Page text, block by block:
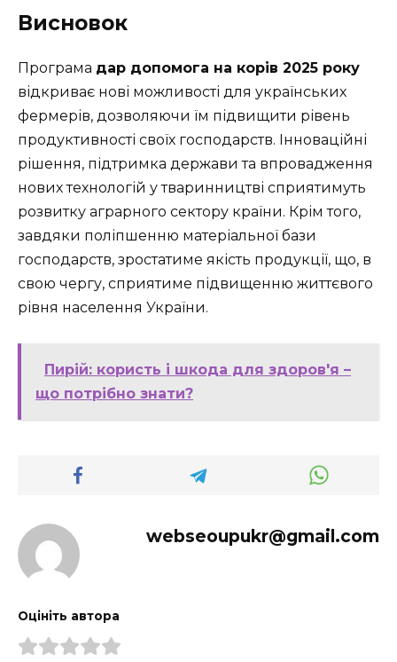
Висновок
Програма дар допомога на корів 2025 року
відкриває нові можливості для українських
фермерів, дозволяючи їм підвищити рівень
продуктивності своїх господарств. Інноваційні
рішення, підтримка держави та впровадження
нових технологій у тваринництві сприятимуть
розвитку аграрного сектору країни. Крім того,
завдяки поліпшенню матеріальної бази
господарств, зростатиме якість продукції, що, в
свою чергу, сприятиме підвищенню життєвого
рівня населення України.
Пирій: користь і шкода для здоров'я –
що потрібно знати?
webseoupukr@gmail.com
Оцініть автора